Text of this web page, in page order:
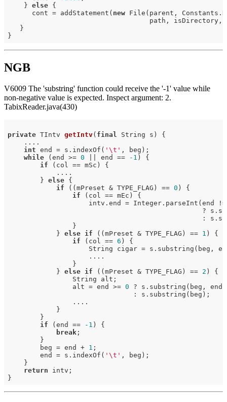
    }
else {
      cont = addStatement(
new File(parent,
                                   path, isDirectory,
   }
NGB
V6009 The 'substring' function could receive the '-1' value while
non-negative value is expected. Inspect argument: 2.
TabixReader.java(430)
private TIntv getIntv( final String s)
{
    ....
int end = s.indexOf( '\t' , beg);
while (end >= 0 || end == -1 ) {
if (col == mSc) {
            ....
        }
else {
if ((mPreset & TYPE_FLAG) == 0 ) {
if (col == mEc) {
intv.end = Integer.parseInt(end
?
:
                }
            }
else if ((mPreset & TYPE_FLAG) == 1 ) {
if (col == 6 ) {
String cigar = s.substring(beg,
                    ....
                }
            }
else if ((mPreset & TYPE_FLAG) == 2 ) {
                String alt;
                alt = end >=
0 ? s.substring(beg, end)
                               : s.substring(beg);
                ....
            }
        }
if (end == -1 ) {
break ;
        }
        beg = end +
1 ;
        end = s.indexOf(
'\t' , beg);
    }
return intv;